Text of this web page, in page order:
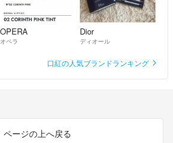
OPERA
オペラ
Dior
ディオール
口紅の人気ブランドランキング
ページの上へ戻る